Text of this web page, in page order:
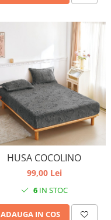
HUSA COCOLINO
99,00 Lei
6IN STOC
ADAUGA IN COS